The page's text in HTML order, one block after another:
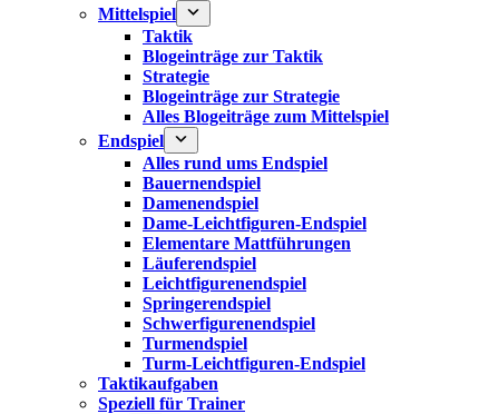
Mittelspiel
Taktik
Blogeinträge zur Taktik
Strategie
Blogeinträge zur Strategie
Alles Blogeiträge zum Mittelspiel
Endspiel
Alles rund ums Endspiel
Bauernendspiel
Damenendspiel
Dame-Leichtfiguren-Endspiel
Elementare Mattführungen
Läuferendspiel
Leichtfigurenendspiel
Springerendspiel
Schwerfigurenendspiel
Turmendspiel
Turm-Leichtfiguren-Endspiel
Taktikaufgaben
Speziell für Trainer